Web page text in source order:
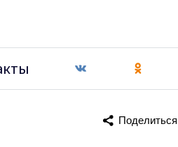
Поделиться